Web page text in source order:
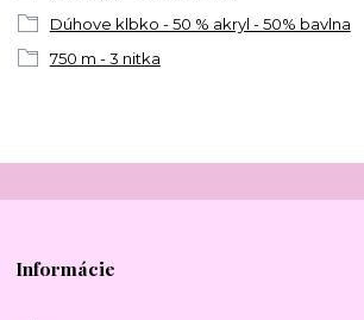
Dúhove klbko - 50 % akryl - 50% bavlna
750 m - 3 nitka
Informácie